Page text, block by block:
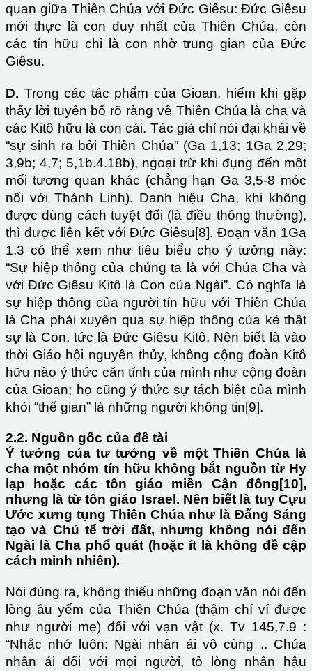
quan giữa Thiên Chúa với Đức Giêsu: Đức Giêsu
mới thực là con duy nhất của Thiên Chúa, còn
các tín hữu chỉ là con nhờ trung gian của Đức
Giêsu.
D. Trong các tác phẩm của Gioan, hiếm khi gặp
thấy lời tuyên bố rõ ràng về Thiên Chúa là cha và
các Kitô hữu là con cái. Tác giả chỉ nói đại khái về
“sự sinh ra bởi Thiên Chúa” (Ga 1,13; 1Ga 2,29;
3,9b; 4,7; 5,1b.4.18b), ngoại trừ khi đụng đến một
mối tương quan khác (chẳng hạn Ga 3,5-8 móc
nối với Thánh Linh). Danh hiệu Cha, khi không
được dùng cách tuyệt đối (là điều thông thường),
thì được liên kết với Đức Giêsu[8]. Đoạn văn 1Ga
1,3 có thể xem như tiêu biểu cho ý tưởng này:
“Sự hiệp thông của chúng ta là với Chúa Cha và
với Đức Giêsu Kitô là Con của Ngài”. Có nghĩa là
sự hiệp thông của người tín hữu với Thiên Chúa
là Cha phải xuyên qua sự hiệp thông của kẻ thật
sự là Con, tức là Đức Giêsu Kitô. Nên biết là vào
thời Giáo hội nguyên thủy, không cộng đoàn Kitô
hữu nào ý thức căn tính của mình như cộng đoàn
của Gioan; họ cũng ý thức sự tách biệt của mình
khỏi “thế gian” là những người không tin[9].
2.2. Nguồn gốc của đề tài
Ý tưởng của tư tưởng về một Thiên Chúa là
cha một nhóm tín hữu không bắt nguồn từ Hy
lạp hoặc các tôn giáo miền Cận đông[10],
nhưng là từ tôn giáo Israel. Nên biết là tuy Cựu
Ước xưng tụng Thiên Chúa như là Đấng Sáng
tạo và Chủ tể trời đất, nhưng không nói đến
Ngài là Cha phổ quát (hoặc ít là không đề cập
cách minh nhiên).
Nói đúng ra, không thiếu những đoạn văn nói đến
lòng âu yếm của Thiên Chúa (thậm chí ví được
như người mẹ) đối với vạn vật (x. Tv 145,7.9 :
“Nhắc nhớ luôn: Ngài nhân ái vô cùng .. Chúa
nhân ái đối với mọi người, tỏ lòng nhân hậu